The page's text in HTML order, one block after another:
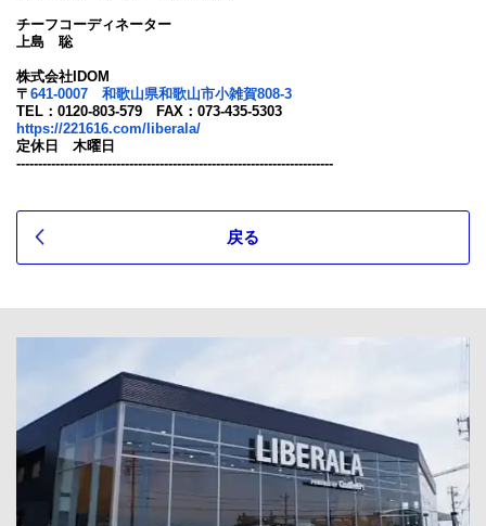
チーフコーディネーター
上島 聡
株式会社IDOM
〒 641-0007 和歌山県和歌山市小雑賀808-3
TEL：0120-803-579 FAX：073-435-5303
https://221616.com/liberala/
定休日 木曜日
-------------------------------------------------------------------------
戻る